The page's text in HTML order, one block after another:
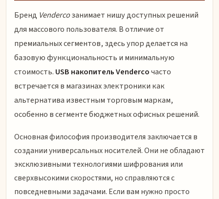
Бренд Vendercoзанимает нишу доступных решений
для массового пользователя. В отличие от
премиальных сегментов, здесь упор делается на
базовую функциональность и минимальную
стоимость. USB накопитель Vendercoчасто
встречается в магазинах электроники как
альтернатива известным торговым маркам,
особенно в сегменте бюджетных офисных решений.
Основная философия производителя заключается в
создании универсальных носителей. Они не обладают
эксклюзивными технологиями шифрования или
сверхвысокими скоростями, но справляются с
повседневными задачами. Если вам нужно просто